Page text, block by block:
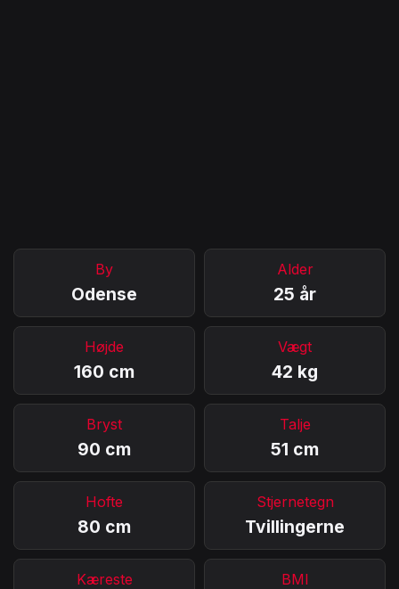
By
Odense
Alder
25 år
Højde
160 cm
Vægt
42 kg
Bryst
90 cm
Talje
51 cm
Hofte
80 cm
Stjernetegn
Tvillingerne
Kæreste BMI